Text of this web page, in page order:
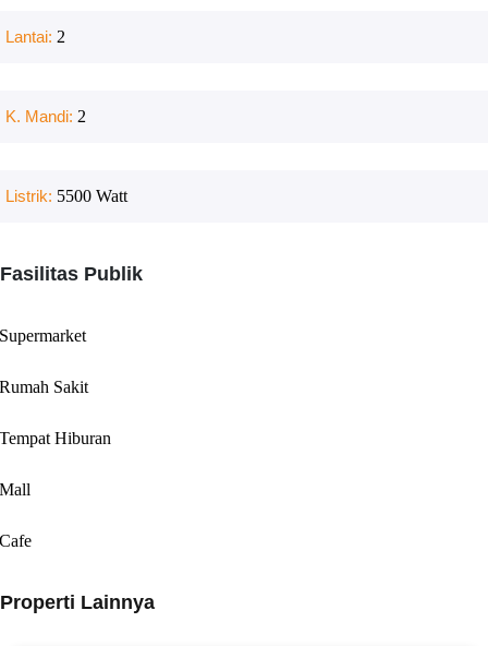
Lantai: 2
K. Mandi: 2
Listrik: 5500 Watt
Fasilitas Publik
Supermarket
Rumah Sakit
Tempat Hiburan
Mall
Cafe
Properti Lainnya